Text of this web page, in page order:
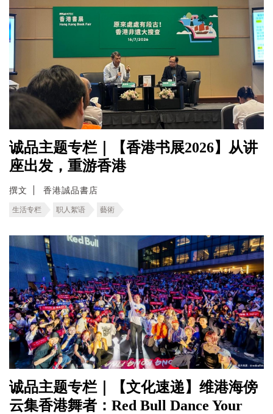
诚品主题专栏｜【香港书展2026】从讲
座出发，重游香港
撰文 香港誠品書店
生活专栏 职人絮语 藝術
诚品主题专栏｜【文化速递】维港海傍
云集香港舞者：Red Bull Dance Your